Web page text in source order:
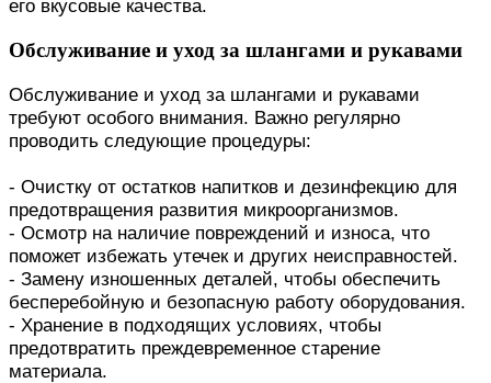
его вкусовые качества.
Обслуживание и уход за шлангами и рукавами
Обслуживание и уход за шлангами и рукавами
требуют особого внимания. Важно регулярно
проводить следующие процедуры:
- Очистку от остатков напитков и дезинфекцию для
предотвращения развития микроорганизмов.
- Осмотр на наличие повреждений и износа, что
поможет избежать утечек и других неисправностей.
- Замену изношенных деталей, чтобы обеспечить
бесперебойную и безопасную работу оборудования.
- Хранение в подходящих условиях, чтобы
предотвратить преждевременное старение
материала.